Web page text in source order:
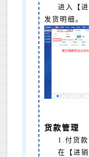
进入【
发货明细。
货款管理
1.付货款
在【进